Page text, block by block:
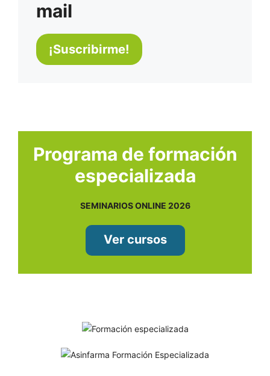
mail
Programa de formación
especializada
SEMINARIOS ONLINE 2026
Ver cursos